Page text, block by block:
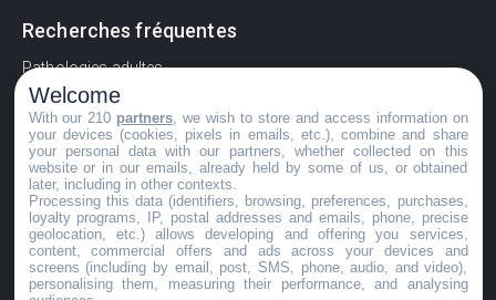
Recherches fréquentes
Pathologies adultes
Signes d'une urgence ophtalmologique
La vision
Acuité visuelle
Myosis / mydriase
Œdème oculaire
©GuideVue2024
Welcome
With our 210 partners , we wish to store and access information on
your devices (cookies, pixels in emails, etc.), combine and share
your personal data with our partners, whether collected on this
website or in our emails, already held by some of us, or obtained
later, including in other contexts.
Processing this data (identifiers, browsing, preferences, purchases,
loyalty programs, IP, postal addresses and emails, phone, precise
geolocation, etc.) allows developing and offering you services,
content, commercial offers and ads across your devices and
screens (including by email, post, SMS, phone, audio, and video),
personalising them, measuring their performance, and analysing